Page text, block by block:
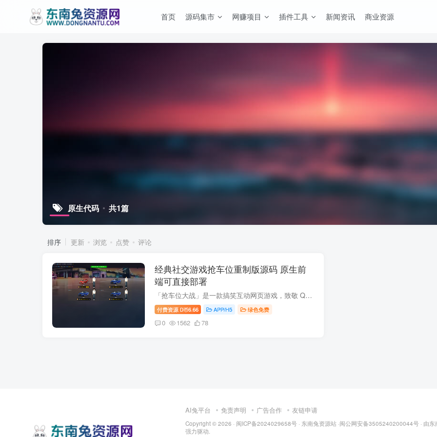
首页 源码集市 网赚项目 插件工具 新闻资讯 商业资源
原生代码 共1篇
排序 更新 浏览 点赞 评论
经典社交游戏抢车位重制版源码 原生前
端可直接部署
「抢车位大战」是一款搞笑互动网页游戏，致敬 QQ 空间经典社交游戏。玩家通过停车、贴条、举报等方式赚取金币，购买和升级各种名牌汽车。项目采用 PHP + MySQL 后端 + 原生 JavaScript 前端全栈...
付费资源 D币6.66 APP/H5 绿色免费
0 1562 78
AI兔平台 免责声明 广告合作 友链申请
Copyright © 2026 · 闽ICP备2024029658号 · 东南兔资源站 ·闽公网安备3505240200044号 · 由东
强力驱动.